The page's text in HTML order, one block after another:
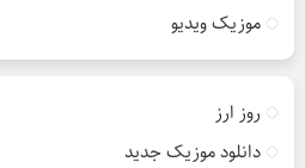
موزیک ویدیو
روز ارز
دانلود موزیک جدید